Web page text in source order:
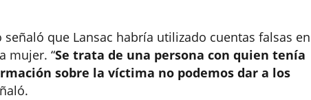
que Lansac habría utilizado cuentas falsas en
mujer. “Se trata de una persona con quien tenía
sobre la víctima no podemos dar a los